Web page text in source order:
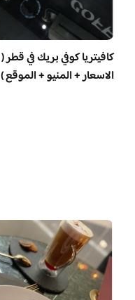
كافيتريا كوفي بريك في قطر (
الاسعار + المنيو + الموقع )